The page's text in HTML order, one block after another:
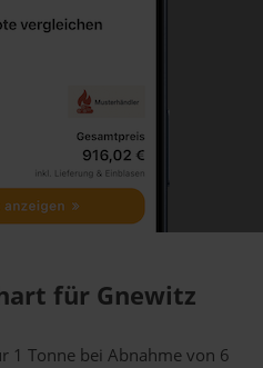
für Gnewitz
1 Tonne bei Abnahmevon 6